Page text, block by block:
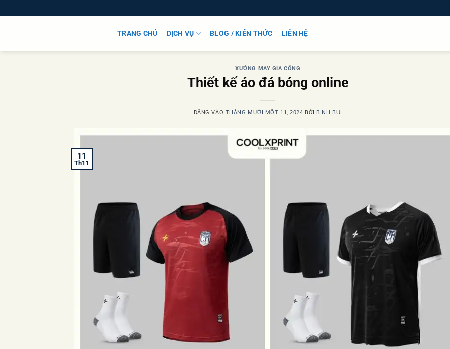
qua
TRANG CHỦ DỊCH VỤ BLOG / KIẾN THỨC LIÊN HỆ
XƯỞNG MAY GIA CÔNG
Thiết kế áo đá bóng online
ĐĂNG VÀO THÁNG MƯỜI MỘT 11, 2024 BỞI BINH BUI
11
Th11